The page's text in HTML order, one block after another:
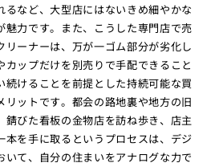
るなど、大型店にはないきめ細やかな
魅力です。また、こうした専門店で売
リーナーは、万が一ゴム部分が劣化し
カップだけを別売りで手配できること
続けることを前提とした持続可能な買
リットです。都会の路地裏や地方の旧
錆びた看板の金物店を訪ね歩き、店主
本を手に取るというプロセスは、デジ
いて、自分の住まいをアナログな力で